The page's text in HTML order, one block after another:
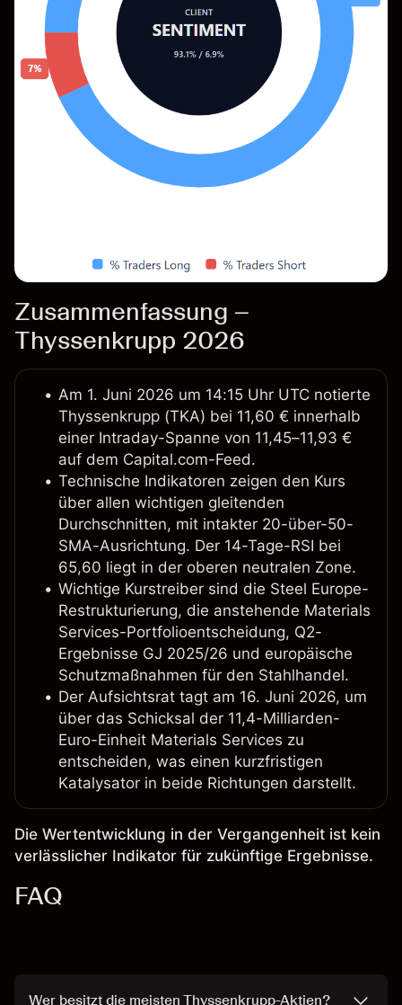
Zusammenfassung –
Thyssenkrupp 2026
Am 1. Juni 2026 um 14:15 Uhr UTC notierte
Thyssenkrupp (TKA) bei 11,60 € innerhalb
einer Intraday-Spanne von 11,45–11,93 €
auf dem Capital.com-Feed.
Technische Indikatoren zeigen den Kurs
über allen wichtigen gleitenden
Durchschnitten, mit intakter 20-über-50-
SMA-Ausrichtung. Der 14-Tage-RSI bei
65,60 liegt in der oberen neutralen Zone.
Wichtige Kurstreiber sind die Steel Europe-
Restrukturierung, die anstehende Materials
Services-Portfolioentscheidung, Q2-
Ergebnisse GJ 2025/26 und europäische
Schutzmaßnahmen für den Stahlhandel.
Der Aufsichtsrat tagt am 16. Juni 2026, um
über das Schicksal der 11,4-Milliarden-
Euro-Einheit Materials Services zu
entscheiden, was einen kurzfristigen
Katalysator in beide Richtungen darstellt.
Die Wertentwicklung in der Vergangenheit ist kein
verlässlicher Indikator für zukünftige Ergebnisse.
FAQ
Wer besitzt die meisten Thyssenkrupp-Aktien?